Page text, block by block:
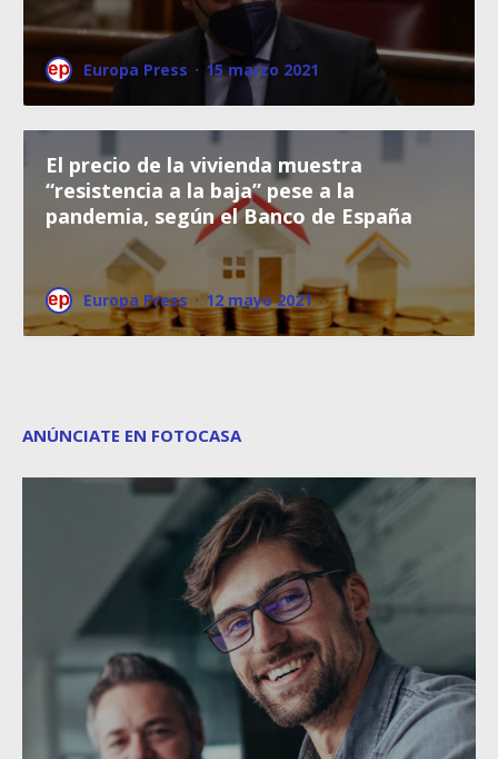
Europa Press · 15 marzo 2021
El precio de la vivienda muestra
“resistencia a la baja” pese a la
pandemia, según el Banco de España
Europa Press · 12 mayo 2021
ANÚNCIATE EN FOTOCASA